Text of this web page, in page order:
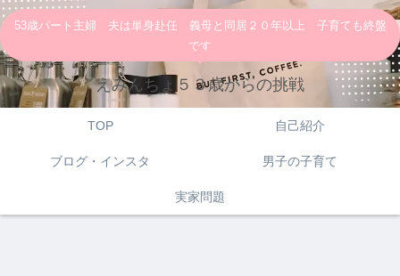
53歳パート主婦 夫は単身赴任 義母と同居２０年以上 子育ても終盤
です
えみんちょ５３歳からの挑戦
TOP 自己紹介
ブログ・インスタ 男子の子育て
実家問題